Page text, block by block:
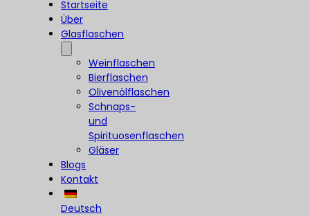
Startseite
Über
Glasflaschen
Weinflaschen
Bierflaschen
Olivenölflaschen
Schnaps-
und
Spirituosenflaschen
Gläser
Blogs
Kontakt
Deutsch